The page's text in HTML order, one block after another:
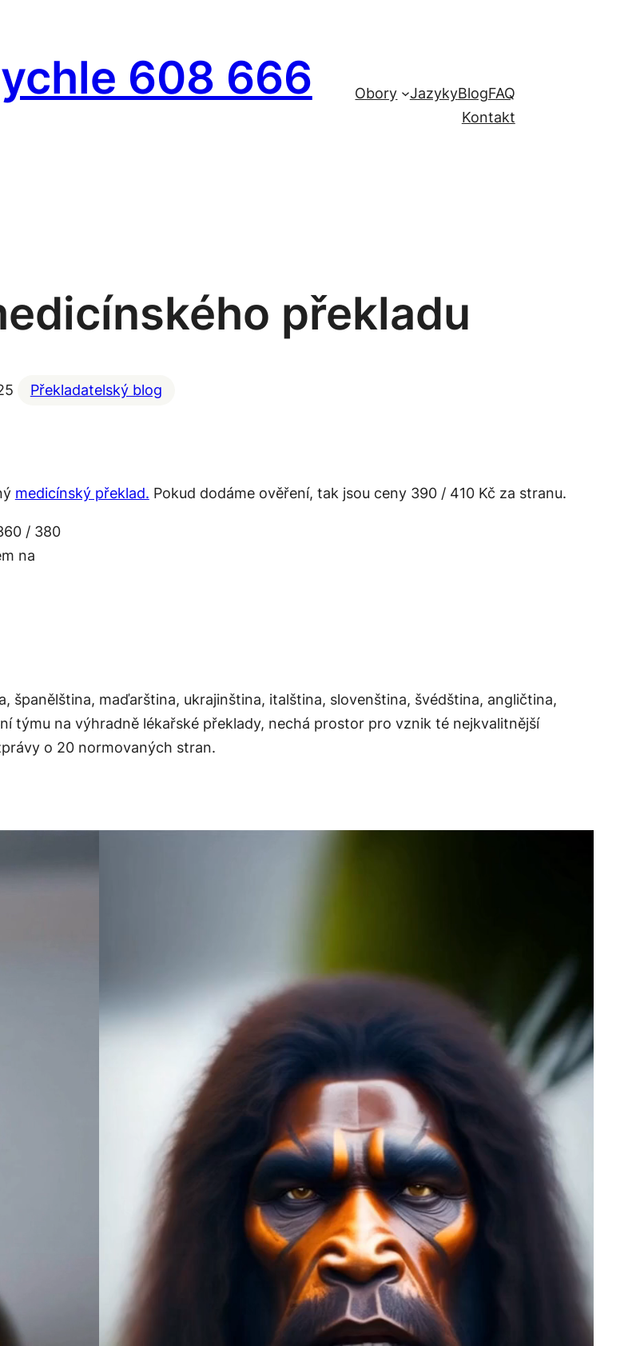
608 666
Obory JazykyBlogFAQ
Kontakt
překladu
Překladatelský blog
medicínský překlad. Pokud dodáme ověření, tak jsou ceny 390 / 410 Kč za stranu.
/ 380
na
španělština, maďarština, ukrajinština, italština, slovenština, švédština, angličtina,
týmu na výhradně lékařské překlady, nechá prostor pro vznik té nejkvalitnější
o 20 normovaných stran.